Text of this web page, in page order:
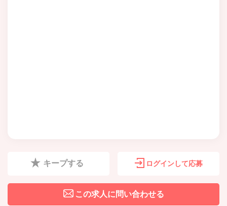
キープする ログインして応募
この求人に問い合わせる